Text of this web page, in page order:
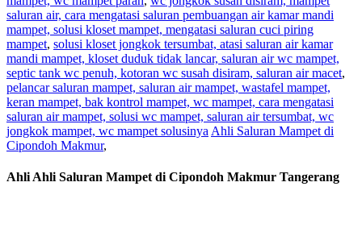
saluran air, cara mengatasi saluran pembuangan air kamar mandi
mampet, solusi kloset mampet, mengatasi saluran cuci piring
mampet, solusi kloset jongkok tersumbat, atasi saluran air kamar
mandi mampet, kloset duduk tidak lancar, saluran air wc mampet,
septic tank wc penuh, kotoran wc susah disiram, saluran air macet,
pelancar saluran mampet, saluran air mampet, wastafel mampet,
keran mampet, bak kontrol mampet, wc mampet, cara mengatasi
saluran air mampet, solusi wc mampet, saluran air tersumbat, wc
jongkok mampet, wc mampet solusinya Ahli Saluran Mampet di
Cipondoh Makmur,
Ahli Ahli Saluran Mampet di Cipondoh Makmur Tangerang